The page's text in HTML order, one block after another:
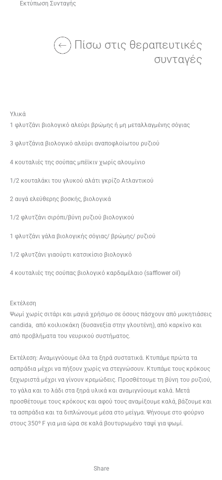
Εκτύπωση Συνταγής
Πίσω στις θεραπευτικές
συνταγές
Υλικά
1 φλυτζάνι βιολογικό αλεύρι βρώμης ή μη μεταλλαγμένης σόγιας
3 φλυτζάνια βιολογικό αλεύρι αναποφλοίωτου ρυζιού
4 κουταλιές της σούπας μπέϊκιν χωρίς αλουμίνιο
1/2 κουταλάκι του γλυκού αλάτι γκρίζο Ατλαντικού
2 αυγά ελεύθερης βοσκής, βιολογικά
1/2 φλυτζάνι σιρόπι/βύνη ρυζιού βιολογικού
1 φλυτζάνι γάλα βιολογικής σόγιας/ βρώμης/ ρυζιού
1/2 φλυτζάνι γιαούρτι κατσικίσιο βιολογικό
4 κουταλιές της σούπας βιολογικό καρδαμέλαιο (saf­flower oil)
Εκτέλεση
Ψωμί χωρίς σιτάρι και μαγιά χρήσιμο σε όσους πάσχουν από μυκητιάσεις
can­di­da, από κοιλιοκάκη (δυσανεξία στην γλουτένη), από καρκίνο και
από προβλήματα του νευρικού συστήματος.
Εκτέλεση: Αναμιγνύουμε όλα τα ξηρά συστατικά. Κτυπάμε πρώτα τα
ασπράδια μέχρι να πήξουν χωρίς να στεγνώσουν. Κτυπάμε τους κρόκους
ξεχωριστά μέχρι να γίνουν κρεμώδεις. Προσθέτουμε τη βύνη του ρυζιού,
το γάλα και το λάδι στα ξηρά υλικά και αναμιγνύουμε καλά. Μετά
προσθέτουμε τους κρόκους και αφού τους αναμίξουμε καλά, βάζουμε και
τα ασπράδια και τα διπλώνουμε μέσα στο μείγμα. Ψήνουμε στο φούρνο
στους 350º F για μια ώρα σε καλά βουτυρωμένο ταψί για ψωμί.
Share